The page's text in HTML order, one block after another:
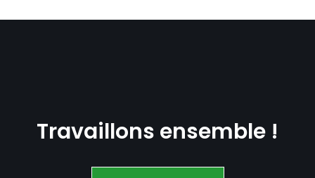
Travaillons ensemble !